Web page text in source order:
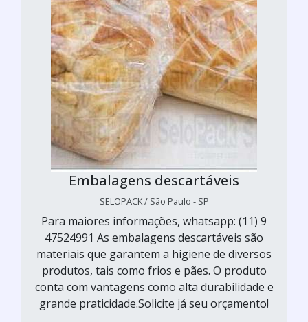
Embalagens descartáveis
SELOPACK / São Paulo - SP
Para maiores informações, whatsapp: (11) 9
47524991 As embalagens descartáveis são
materiais que garantem a higiene de diversos
produtos, tais como frios e pães. O produto
conta com vantagens como alta durabilidade e
grande praticidade.Solicite já seu orçamento!